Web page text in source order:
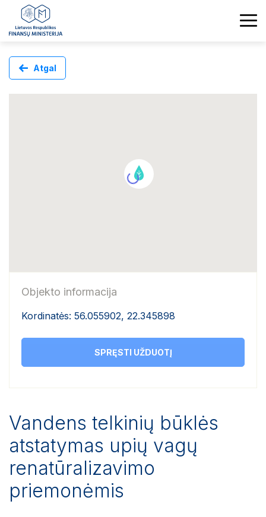
Atgal
Objekto informacija
Kordinatės: 56.055902, 22.345898
SPRĘSTI UŽDUOTĮ
Vandens telkinių būklės
atstatymas upių vagų
renatūralizavimo
priemonėmis